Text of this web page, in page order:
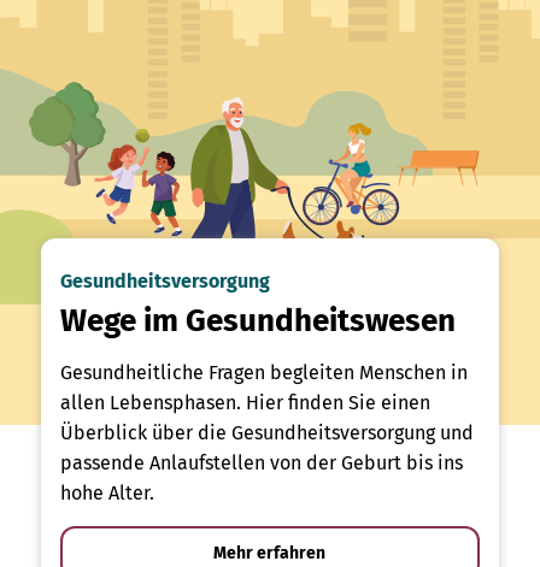
Gesundheitsversorgung
Wege im Gesundheitswesen
Gesundheitliche Fragen begleiten Menschen in
allen Lebensphasen. Hier finden Sie einen
Überblick über die Gesundheitsversorgung und
passende Anlaufstellen von der Geburt bis ins
hohe Alter.
Mehr erfahren